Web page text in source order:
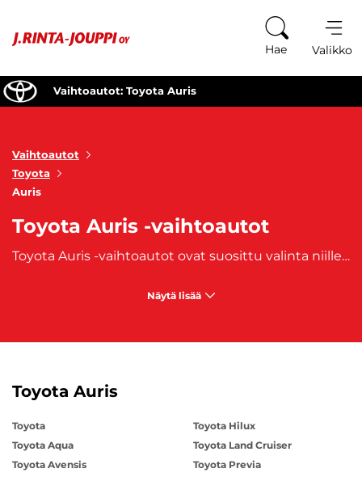
Hae Valikko
Vaihtoautot: Toyota Auris
Vaihtoautot
Toyota
Auris
Toyota Auris -vaihtoautot
Toyota Auris -vaihtoautot ovat suosittu valinta niille, jotka etsivät monipuolista ja taloudellista ajoneuvoa, joka
Näytä lisää
Toyota Auris
Toyota
Toyota Aqua
Toyota Avensis
Toyota Hilux
Toyota Land Cruiser
Toyota Previa